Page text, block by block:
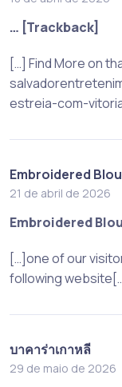
… [Trackback]
[…] Find More on
estreia-com-
Embroidered
21 de abril de 2026
Embroidered
[…]one of our
following
บาคาร่าเกาหลี
29 de maio de 2026